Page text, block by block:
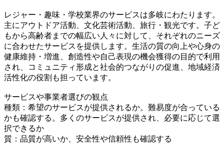
レジャー・趣味・学校業界のサービスは多岐にわたります。
主にアウトドア活動、文化芸術活動、旅行・観光です。子ど
もから高齢者までの幅広い人々に対して、それぞれのニーズ
に合わせたサービスを提供します。生活の質の向上や心身の
健康維持・増進、創造性や自己表現の機会獲得の目的で利用
され、コミュニティ形成と社会的つながりの促進、地域経済
活性化の役割も担っています。
サービスや事業者選びの観点
種類：希望のサービスが提供されるか。難易度が合っている
かも確認する。多くのサービスが提供され、必要に応じて選
択できるか
質：品質が高いか、安全性や信頼性も確認する